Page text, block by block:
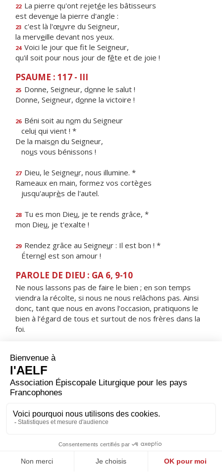
22 La pierre qu'ont rejetée les bâtisseurs
est devenue la pierre d'angle :
23 c'est là l'œuvre du Seigneur,
la merveille devant nos yeux.
24 Voici le jour que ft le Seigneur,
qu'il soit pour nous jour de fête et de joie !
PSAUME : 117 - III
25 Donne, Seigneur, donne le salut !
Donne, Seigneur, donne la victoire !
26 Béni soit au nom du Seigneur
celui qui vient ! *
De la maison du Seigneur,
nous vous bénissons !
27 Dieu, le Seigneur, nous illumine. *
Rameaux en main, formez vos cortèges
jusqu'auprès de l'autel.
28 Tu es mon Dieu, je te rends grâce, *
mon Dieu, je t'exalte !
29 Rendez grâce au Seigneur : Il est bon ! *
Éternel est son amour !
PAROLE DE DIEU : GA 6, 9-10
Ne nous lassons pas de faire le bien ; en son temps
viendra la récolte, si nous ne nous relâchons pas. Ainsi
donc, tant que nous en avons l’occasion, pratiquons le
bien à l’égard de tous et surtout de nos frères dans la
foi.
V/ J'appelle de tout cœur, réponds-moi
je garderai tes commandements
ORAISON
et à aimer son prochain : donne-nous de garder tes
commandements, et de parvenir ainsi à la vie éternelle.